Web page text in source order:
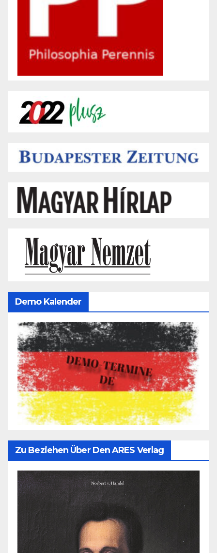
Demo Kalender
Zu Beziehen Über Den ARES Verlag